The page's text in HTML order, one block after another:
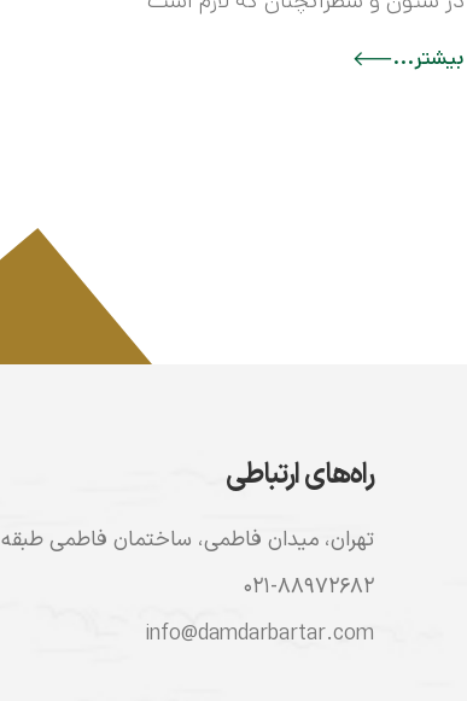
بیشتر...
راه‌های ارتباطی
تهران، ميدان فاطمی، ساختمان فاطمی طبقه ۷، واحد ۷۶
۰۲۱-۸۸۹۷۲۶۸۲
info@damdarbartar.com